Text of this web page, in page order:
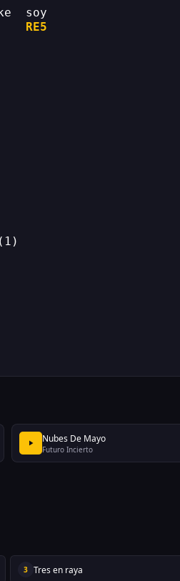
soy
RE5
Nubes De Mayo
Futuro Incierto
3 Tres en raya